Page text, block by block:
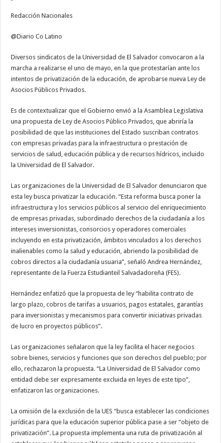
Redacción Nacionales
@Diario Co Latino
Diversos sindicatos de la Universidad de El Salvador convocaron a la
marcha a realizarse el uno de mayo, en la que protestarían ante los
intentos de privatización de la educación, de aprobarse nueva Ley de
Asocios Públicos Privados.
Es de contextualizar que el Gobierno envió a la Asamblea Legislativa
una propuesta de Ley de Asocios Público Privados, que abriría la
posibilidad de que las instituciones del Estado suscriban contratos
con empresas privadas para la infraestructura o prestación de
servicios de salud, educación pública y de recursos hídricos, incluido
la Universidad de El Salvador.
Las organizaciones de la Universidad de El Salvador denunciaron que
esta ley busca privatizar la educación. “Esta reforma busca poner la
infraestructura y los servicios públicos al servicio del enriquecimiento
de empresas privadas, subordinado derechos de la ciudadanía a los
intereses inversionistas, consorcios y operadores comerciales
incluyendo en esta privatización, ámbitos vinculados a los derechos
inalienables como la salud y educación, abriendo la posibilidad de
cobros directos a la ciudadanía usuaria”, señaló Andrea Hernández,
representante de la Fuerza Estudianteil Salvadadoreña (FES).
Hernández enfatizó que la propuesta de ley “habilita contrato de
largo plazo, cobros de tarifas a usuarios, pagos estatales, garantías
para inversionistas y mecanismos para convertir iniciativas privadas
de lucro en proyectos públicos”.
Las organizaciones señalaron que la ley facilita el hacer negocios
sobre bienes, servicios y funciones que son derechos del pueblo; por
ello, rechazaron la propuesta. “La Universidad de El Salvador como
entidad debe ser expresamente excluida en leyes de este tipo”,
enfatizaron las organizaciones.
La omisión de la exclusión de la UES “busca establecer las condiciones
jurídicas para que la educación superior pública pase a ser “objeto de
privatización”. La propuesta implementa una ruta de privatización al